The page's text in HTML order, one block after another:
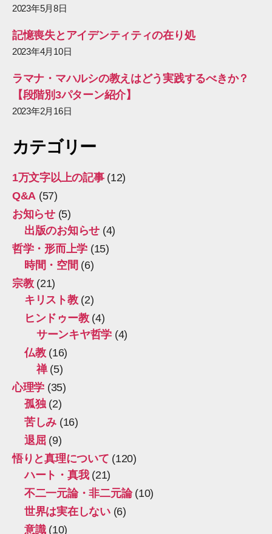
2023年5月8日
記憶喪失とアイデンティティの在り処
2023年4月10日
ラマナ・マハルシの教えはどう実践するべきか？
【段階別3パターン紹介】
2023年2月16日
カテゴリー
1万文字以上の記事(12)
Q&A (57)
お知らせ(5)
出版のお知らせ (4)
哲学・形而上学 (15)
時間・空間 (6)
宗教(21)
キリスト教(2)
ヒンドゥー教(4)
サーンキヤ哲学 (4)
仏教(16)
禅(5)
心理学 (35)
孤独(2)
苦しみ (16)
退屈(9)
悟りと真理について (120)
ハート・真我(21)
不二一元論・非二元論(10)
世界は実在しない(6)
意識(10)